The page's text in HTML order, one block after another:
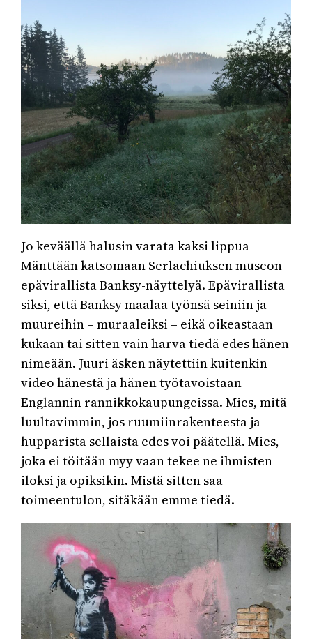
Jo keväällä halusin varata kaksi lippua
Mänttään katsomaan Serlachiuksen museon
epävirallista Banksy-näyttelyä. Epävirallista
siksi, että Banksy maalaa työnsä seiniin ja
muureihin – muraaleiksi – eikä oikeastaan
kukaan tai sitten vain harva tiedä edes hänen
nimeään. Juuri äsken näytettiin kuitenkin
video hänestä ja hänen työtavoistaan
Englannin rannikkokaupungeissa. Mies, mitä
luultavimmin, jos ruumiinrakenteesta ja
hupparista sellaista edes voi päätellä. Mies,
joka ei töitään myy vaan tekee ne ihmisten
iloksi ja opiksikin. Mistä sitten saa
toimeentulon, sitäkään emme tiedä.